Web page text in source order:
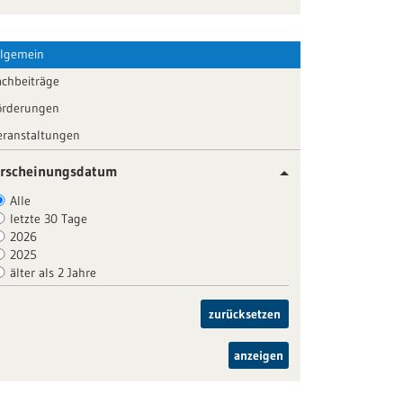
Alle
letzte 30 Tage
2026
2025
älter als 2 Jahre
zurücksetzen
anzeigen